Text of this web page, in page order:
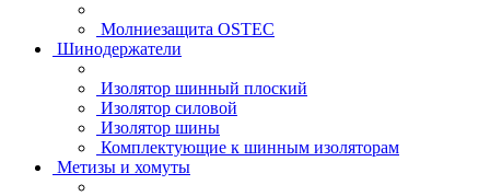
Молниезащита OSTEC
Шинодержатели
Изолятор шинный плоский
Изолятор силовой
Изолятор шины
Комплектующие к шинным изоляторам
Метизы и хомуты